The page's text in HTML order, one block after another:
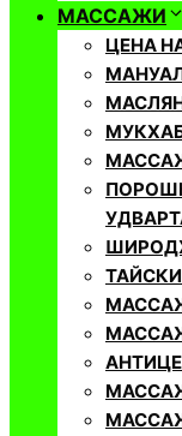
МАССАЖИ
ЦЕНА